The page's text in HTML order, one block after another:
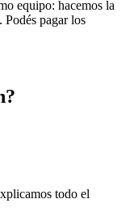
equipo: hacemos la
pagar los
todo el